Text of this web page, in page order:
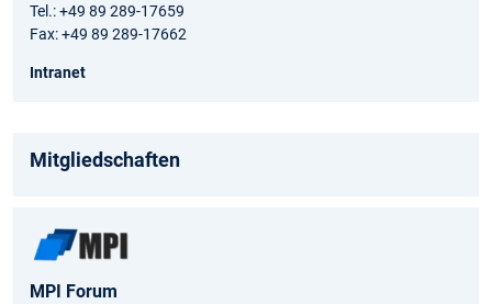
Tel.: +49 89 289-17659
Fax: +49 89 289-17662
Intranet
Mitgliedschaften
MPI Forum